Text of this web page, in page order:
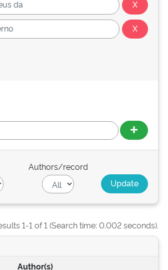
Authors/record
1-1 of 1 (Search time: 0.002 seconds).
Author(s)